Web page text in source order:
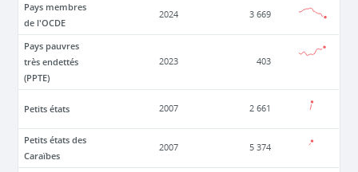
Pays membres
de l'OCDE
2024 3 669
Pays pauvres
très endettés
(PPTE)
2023 403
Petits états 2007 2 661
Petits états des
Caraïbes
2007 5 374